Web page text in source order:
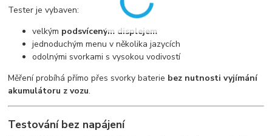
Tester je vybaven:
velkým podsvíceným displejem
jednoduchým menu v několika jazycích
odolnými svorkami s vysokou vodivostí
Měření probíhá přímo přes svorky baterie bez nutnosti vyjímání
akumulátoru z vozu.
Testování bez napájení